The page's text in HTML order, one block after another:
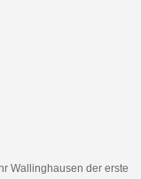
Wallinghausen der erste